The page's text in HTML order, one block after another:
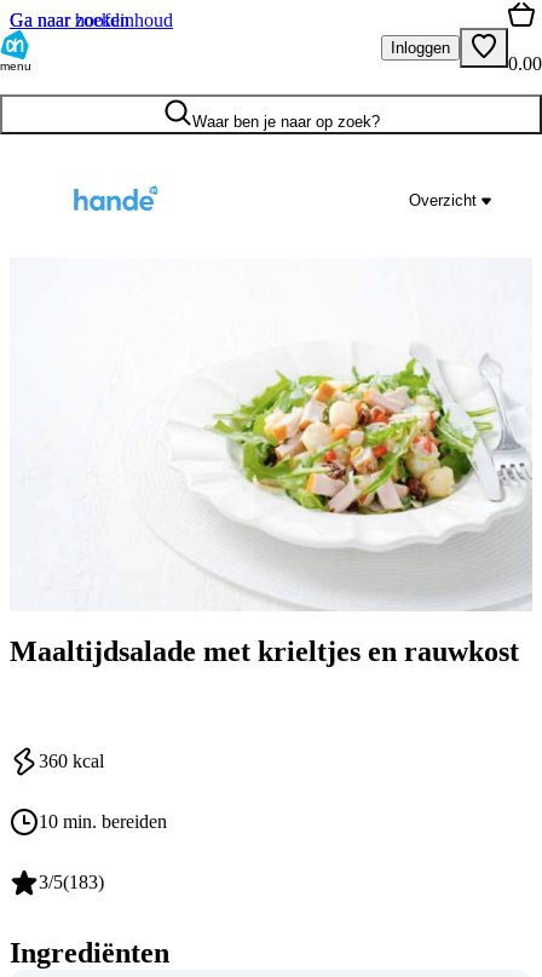
Ga naar hoofdinhoud
Ga naar zoeken
menu
Inloggen
0.00
Waar ben je naar op zoek?
Overzicht
Maaltijdsalade met krieltjes en rauwkost
360 kcal
10 min. bereiden
3/5(183)
Ingrediënten